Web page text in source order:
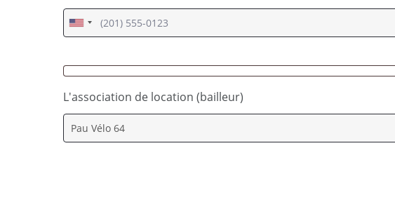
L'association de location (bailleur)